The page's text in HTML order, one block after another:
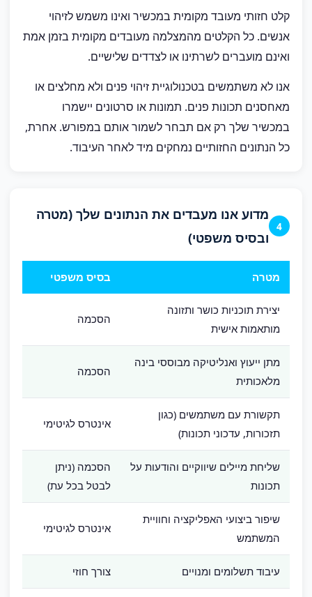
קלט חזותי מעובד מקומית במכשיר ואינו משמש לזיהוי
אנשים. כל הקלטים מהמצלמה מעובדים מקומית בזמן אמת
ואינם מועברים לשרתינו או לצדדים שלישיים.
אנו לא משתמשים בטכנולוגיית זיהוי פנים ולא מחלצים או
מאחסנים תכונות פנים. תמונות או סרטונים יישמרו
במכשיר שלך רק אם תבחר לשמור אותם במפורש. אחרת,
כל הנתונים החזותיים נמחקים מיד לאחר העיבוד.
4
מדוע אנו מעבדים את הנתונים שלך (מטרה
ובסיס משפטי)
מטרה בסיס משפטי
יצירת תוכניות כושר ותזונה
מותאמות אישית
הסכמה
מתן ייעוץ ואנליטיקה מבוססי בינה
מלאכותית
הסכמה
תקשורת עם משתמשים (כגון
תזכורות, עדכוני תכונות)
אינטרס לגיטימי
שליחת מיילים שיווקיים והודעות על
תכונות
הסכמה (ניתן
לבטל בכל עת)
שיפור ביצועי האפליקציה וחוויית
המשתמש
אינטרס לגיטימי
עיבוד תשלומים ומנויים צורך חוזי